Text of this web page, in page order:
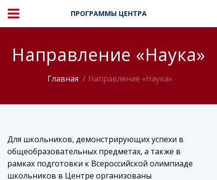
ПРОГРАММЫ ЦЕНТРА
Направление «Наука»
Главная Направление «Наука»
Для школьников, демонстрирующих успехи в
общеобразовательных предметах, а также в
рамках подготовки к Всероссийской олимпиаде
школьников в Центре организованы